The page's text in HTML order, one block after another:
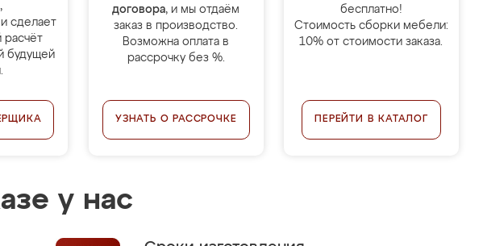
сделает
расчёт
будущей
договора, и мы отдаём
заказ в производство.
Возможна оплата в
рассрочку без %.
УЗНАТЬ О РАССРОЧКЕ
бесплатно!
Стоимость сборки мебели:
10% от стоимости заказа.
ПЕРЕЙТИ В КАТАЛОГ
у нас